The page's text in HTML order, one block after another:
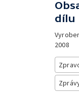
dílu
2008